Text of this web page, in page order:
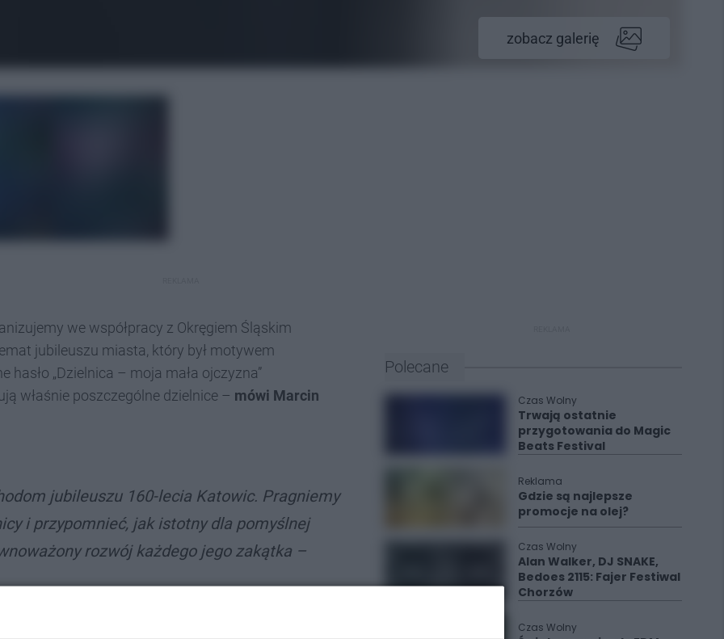
zobacz galerię
we współpracy z Okręgiem Śląskim
jubileuszu miasta, który był motywem
„Dzielnica – moja mała ojczyzna”
właśnie poszczególne dzielnice – mówi Marcin
jubileuszu 160-lecia Katowic. Pragniemy
i przypomnieć, jak istotny dla pomyślnej
rozwój każdego jego zakątka –
Polecane
Czas Wolny
Trwają ostatnie
przygotowania do Magic
Beats Festival
Reklama
Gdzie są najlepsze
promocje na olej?
Czas Wolny
Alan Walker, DJ SNAKE,
Bedoes 2115: Fajer Festiwal
Chorzów
Czas Wolny